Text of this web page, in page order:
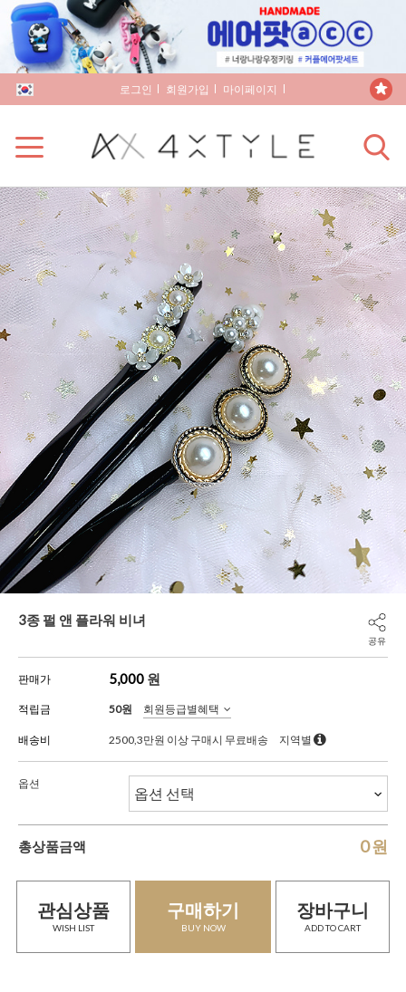
로그인 회원가입 마이페이지
3종 펄 앤 플라워 비녀
공유
판매가 5,000 원
적립금 50원 회원등급별혜택
배송비 2500,3만원 이상 구매시 무료배송 지역별
옵션
총상품금액 0원
관심상품
WISH LIST
구매하기
BUY NOW
장바구니
ADD TO CART